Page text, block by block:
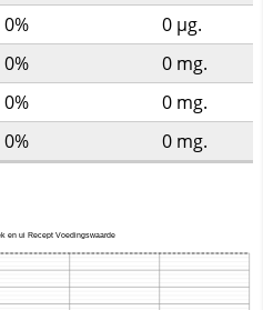
0% 0 µg.
0% 0 mg.
0% 0 mg.
0% 0 mg.